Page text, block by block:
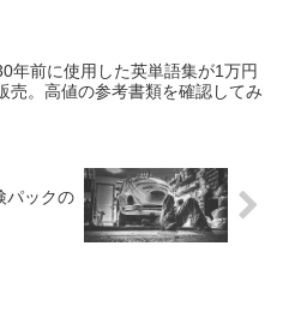
年前に使用した英単語集が1万円
売。高値の参考書類を確認してみ
パックの